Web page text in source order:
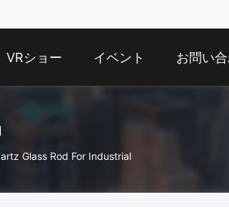
VRショー イベント お問い
Glass Rod For Industrial